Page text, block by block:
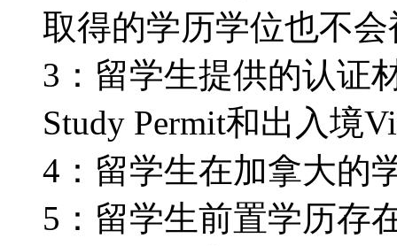
取得的学历学位也不会
3：留学生提供的认证
Study Permit和出入境
4：留学生在加拿大的
5：留学生前置学历存